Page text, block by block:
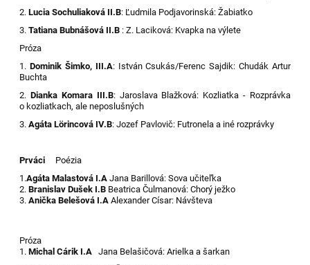
2.Lucia Sochuliaková II.B: Ľudmila Podjavorinská: Žabiatko
3.Tatiana Bubnášová II.B : Z. Laciková: Kvapka na výlete
Próza
1.Dominik Šimko, III.A: István Csukás/Ferenc Sajdik: Chudák Artur
Buchta
2.Dianka Komara III.B: Jaroslava Blažková: Kozliatka - Rozprávka
o kozliatkach, ale neposlušných
3.Agáta Lörincová IV.B: Jozef Pavlovič: Futronela a iné rozprávky
Prváci Poézia
1.Agáta Malastová I.A Jana Barillová: Sova učiteľka
2.Branislav Dušek I.B Beatrica Čulmanová: Chorý ježko
3.Anička Belešová I.A Alexander Císar: Návšteva
Próza
1.Michal Cárik I.A Jana Belašičová: Arielka a šarkan